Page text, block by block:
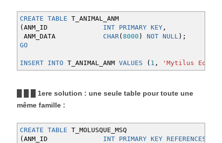
CREATE TABLE T_ANIMAL_ANM
( ANM_ID INT PRIMARY KEY ,
ANM_DATA CHAR( 8000 ) NOT NULL) ;
GO
INSERT INTO T_ANIMAL_ANM VALUES ( 1 , 'Mytilus
█ █ █ 1ere solution : une seule table pour toute une
même famille :
CREATE TABLE T_MOLUSQUE_MSQ
( ANM_ID INT PRIMARY KEY REFERENCES